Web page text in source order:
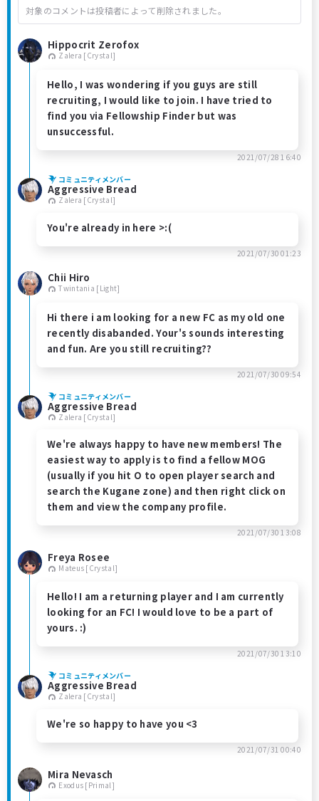
対象のコメントは投稿者によって削除されました。
Hippocrit Zerofox
Zalera [Crystal]
Hello, I was wondering if you guys are still
recruiting, I would like to join. I have tried to
find you via Fellowship Finder but was
unsuccessful.
2021/07/28 16:40
コミュニティメンバー
Aggressive Bread
Zalera [Crystal]
You're already in here >:(
2021/07/30 01:23
Chii Hiro
Twintania [Light]
Hi there i am looking for a new FC as my old one
recently disabanded. Your's sounds interesting
and fun. Are you still recruiting??
2021/07/30 09:54
コミュニティメンバー
Aggressive Bread
Zalera [Crystal]
We're always happy to have new members! The
easiest way to apply is to find a fellow MOG
(usually if you hit O to open player search and
search the Kugane zone) and then right click on
them and view the company profile.
2021/07/30 13:08
Freya Rosee
Mateus [Crystal]
Hello! I am a returning player and I am currently
looking for an FC! I would love to be a part of
yours. :)
2021/07/30 13:10
コミュニティメンバー
Aggressive Bread
Zalera [Crystal]
We're so happy to have you <3
2021/07/31 00:40
Mira Nevasch
Exodus [Primal]